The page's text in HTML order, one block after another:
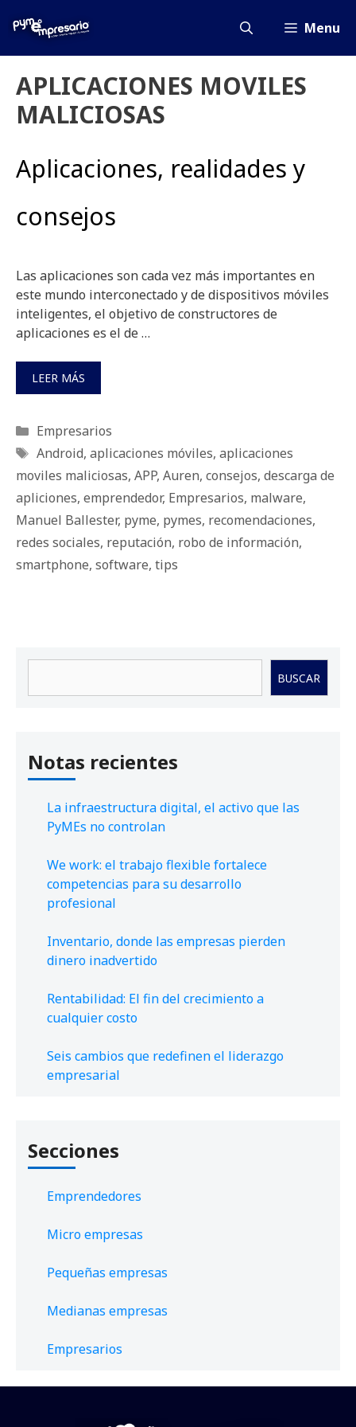
Menu
APLICACIONES MOVILES
MALICIOSAS
Aplicaciones, realidades y
consejos
Las aplicaciones son cada vez más importantes en
este mundo interconectado y de dispositivos móviles
inteligentes, el objetivo de constructores de
aplicaciones es el de …
LEER MÁS
Categorías
Empresarios
Etiquetas
Android, aplicaciones móviles, aplicaciones
moviles maliciosas, APP, Auren, consejos, descarga de
apliciones, emprendedor, Empresarios, malware,
Manuel Ballester, pyme, pymes, recomendaciones,
redes sociales, reputación, robo de información,
smartphone, software, tips
BUSCAR
Notas recientes
La infraestructura digital, el activo que las
PyMEs no controlan
We work: el trabajo flexible fortalece
competencias para su desarrollo
profesional
Inventario, donde las empresas pierden
dinero inadvertido
Rentabilidad: El fin del crecimiento a
cualquier costo
Seis cambios que redefinen el liderazgo
empresarial
Secciones
Emprendedores
Micro empresas
Pequeñas empresas
Medianas empresas
Empresarios